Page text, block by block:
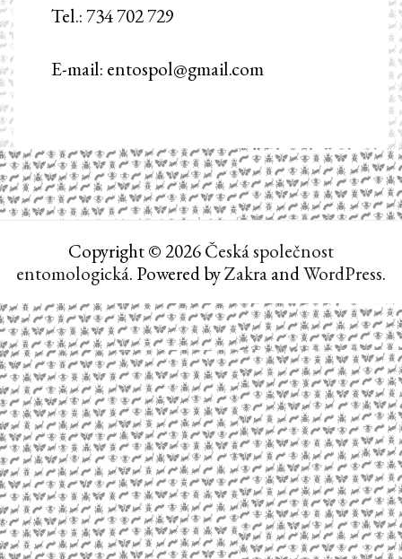
Tel.: 734 702 729
E-mail: entospol@gmail.com
Copyright © 2026Česká společnost
entomologická. Powered byZakraandWordPress.